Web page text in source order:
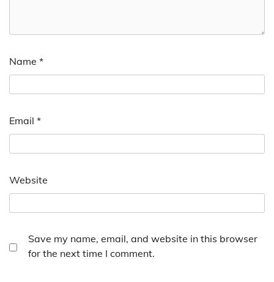
Name *
Email *
Website
Save my name, email, and website in this browser
for the next time I comment.